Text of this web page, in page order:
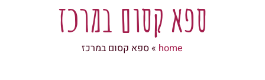
ספא קסום במרכז
home
»ספא קסום במרכז